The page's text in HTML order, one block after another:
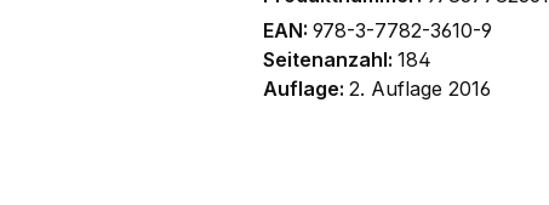
EAN: 978-3-7782-3610-9
Seitenanzahl: 184
Auflage: 2. Auflage 2016